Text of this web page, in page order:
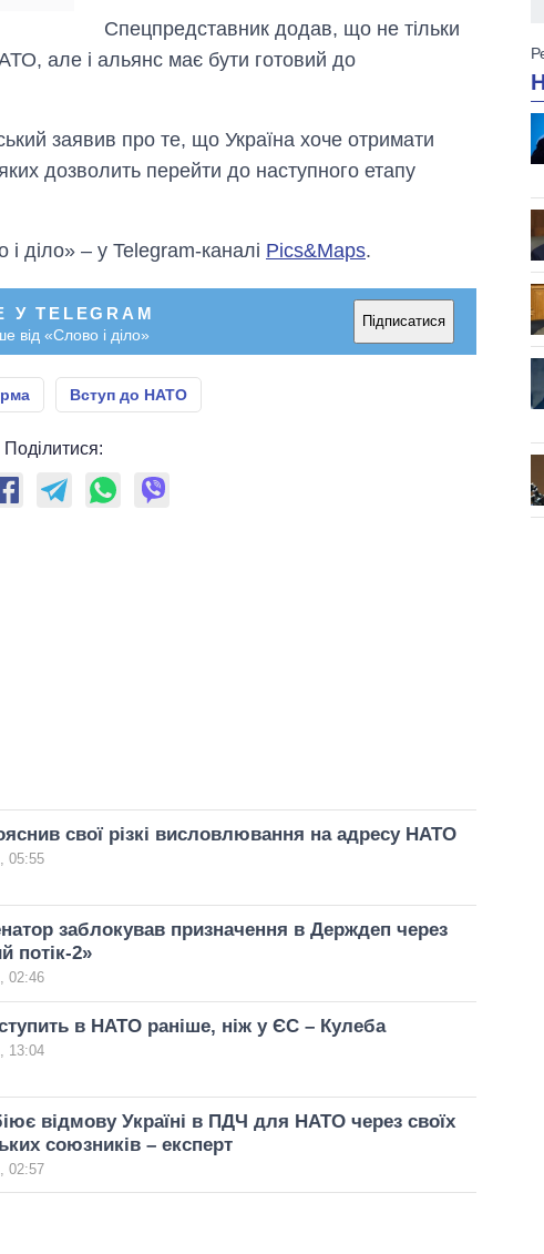
Спецпредставник додав, що не тільки
але і альянс має бути готовий до
заявив про те, що Україна хоче отримати
дозволить перейти до наступного етапу
і діло» – у Telegram-каналі Pics&Maps.
TELEGRAM
від «Слово і діло»
Підписатися
Вступ до НАТО
Поділитися:
свої різкі висловлювання на адресу НАТО
05:55
заблокував призначення в Держдеп через
потік-2»
02:46
в НАТО раніше, ніж у ЄС – Кулеба
13:04
відмову Україні в ПДЧ для НАТО через своїх
союзників – експерт
02:57